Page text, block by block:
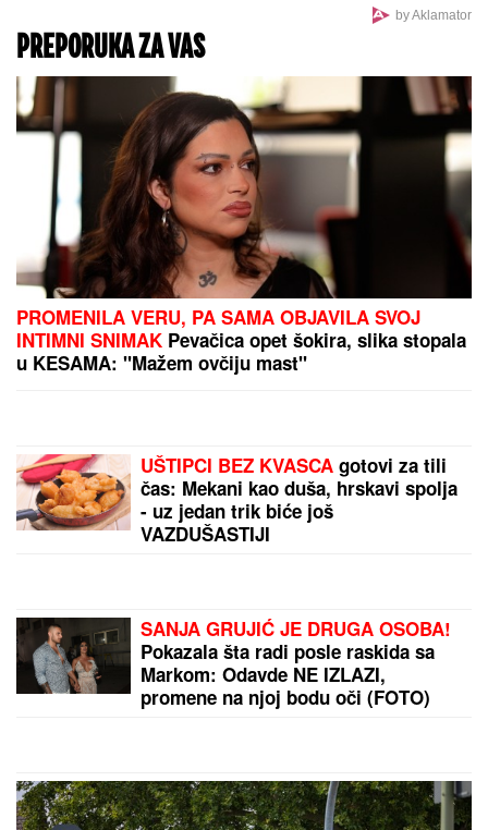
MINA VRBAŠKI POKAZALA VERENIČKI PRSTEN
Progovorila o svadbi sa Viktorom i Eliti 10:
"Tražimo stan, njegovi su me prihvatili" (Video)
LANČANI SUDAR NA GAZELIJedna osoba odmah
Vic dana: Šta kaže lik u servisu kada ne može da
popravi telefon?
PREPORUKA ZA VAS